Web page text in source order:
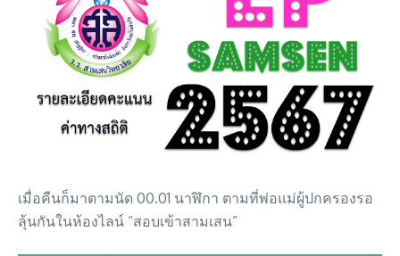
เมื่อคืนก็มาตามนัด 00.01 นาฬิกา ตามที่พ่อแม่ผู้ปกครองรอ
ลุ้นกันในห้องไลน์ “สอบเข้าสามเสน”